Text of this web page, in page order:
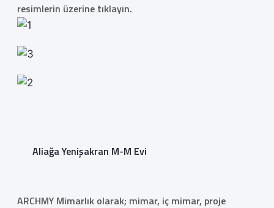
resimlerin üzerine tıklayın.
Aliağa Yenişakran M-M Evi
ARCHMY Mimarlık olarak; mimar, iç mimar, proje